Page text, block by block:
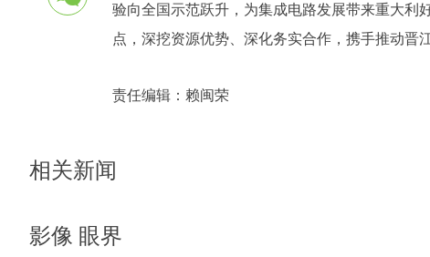
验向全国示范跃升，为集成电路发展带来重大利
点，深挖资源优势、深化务实合作，携手推动晋
责任编辑： 赖闽荣
相关新闻
影像 眼界